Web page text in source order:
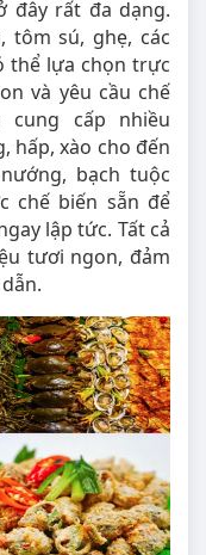
đây rất đa dạng.
tôm sú, ghẹ, các
thể lựa chọn trực
và yêu cầu chế
cấp nhiều
hấp, xào cho đến
bạch tuộc
chế biến sẵn để
lập tức. Tất cả
tươi ngon, đảm